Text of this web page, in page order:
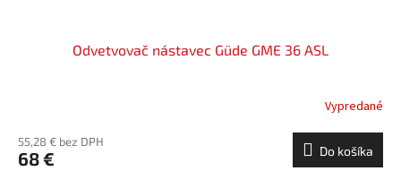
Odvetvovač nástavec Güde GME 36 ASL
Vypredané
55,28 € bez DPH
68 € Do košíka